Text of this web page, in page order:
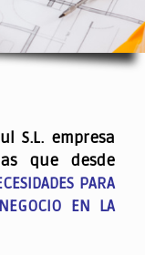
S.L. empresa
que desde
PARA
EN LA